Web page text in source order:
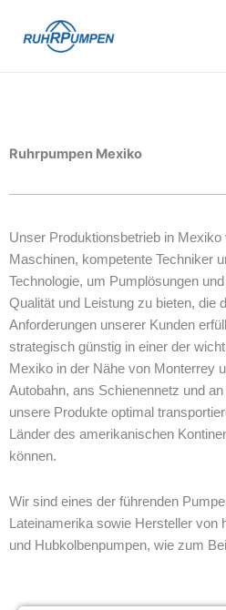
Inhalt
springen
Ruhrpumpen Mexiko
Unser Produktionsbetrieb in
Maschinen, kompetente Techniker
Technologie, um Pumplösungen
Qualität und Leistung zu bieten, die
Anforderungen unserer Kunden
strategisch günstig in einer der
Mexiko in der Nähe von Monterrey
Autobahn, ans Schienennetz und
unsere Produkte optimal
Länder des amerikanischen
können.
Wir sind eines der führenden
Lateinamerika sowie Hersteller von
und Hubkolbenpumpen, wie zum